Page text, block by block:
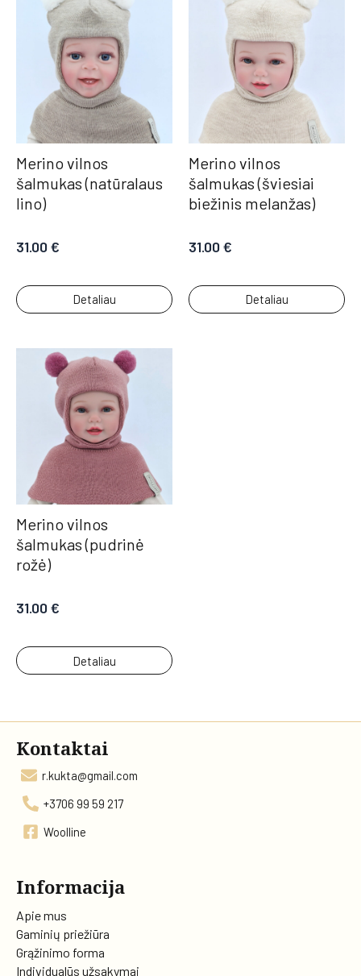
Merino vilnos
šalmukas (natūralaus
lino)
31.00€
Detaliau
Merino vilnos
šalmukas (šviesiai
biežinis melanžas)
31.00€
Detaliau
Merino vilnos
šalmukas (pudrinė
rožė)
31.00€
Detaliau
Kontaktai
r.kukta@gmail.com
+3706 99 59 217
Woolline
Informacija
Apie mus
Gaminių priežiūra
Grąžinimo forma
Individualūs užsakymai